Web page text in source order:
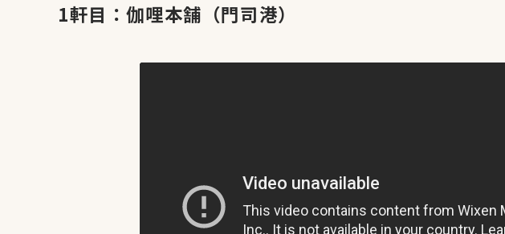
1軒目：伽哩本舗（門司港）